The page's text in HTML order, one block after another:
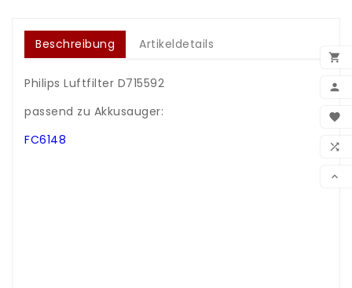





Beschreibung Artikeldetails
Philips Luftfilter D715592
passend zu Akkusauger:
FC6148